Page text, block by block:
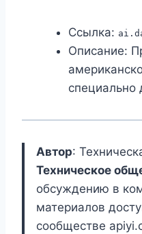
Ссылка:
Описание:
специально
Автор:
Техническое
обсуждению в
материалов
сообществе